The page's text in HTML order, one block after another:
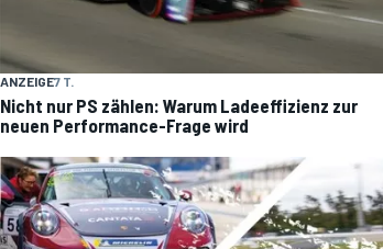
ANZEIGE7 T.
Nicht nur PS zählen: Warum Ladeeffizienz zur
neuen Performance-Frage wird